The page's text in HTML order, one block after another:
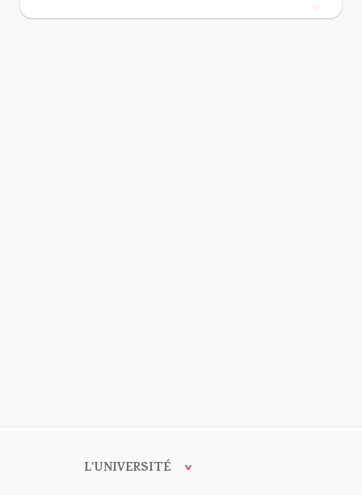
L'UNIVERSITÉ